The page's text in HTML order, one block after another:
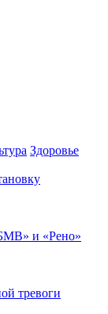
Здоровье
и «Рено»
тревоги